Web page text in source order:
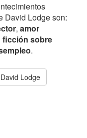
David Lodge son:
, amor
ficción sobre
.
Lodge